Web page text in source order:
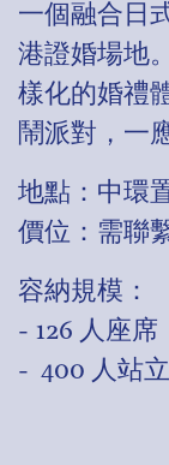
一個融合日
港證婚場地
樣化的婚禮
鬧派對，一
地點：中環
價位：需聯
容納規模：
- 126 人座席
- 400 人站立